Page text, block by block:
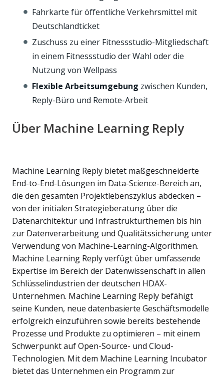
Fahrkarte für öffentliche Verkehrsmittel mit
Deutschlandticket
Zuschuss zu einer Fitnessstudio-Mitgliedschaft
in einem Fitnessstudio der Wahl oder die
Nutzung von Wellpass
Flexible Arbeitsumgebung zwischen Kunden,
Reply-Büro und Remote-Arbeit
Über Machine Learning Reply
Machine Learning Reply bietet maßgeschneiderte
End-to-End-Lösungen im Data-Science-Bereich an,
die den gesamten Projektlebenszyklus abdecken –
von der initialen Strategieberatung über die
Datenarchitektur und Infrastrukturthemen bis hin
zur Datenverarbeitung und Qualitätssicherung unter
Verwendung von Machine-Learning-Algorithmen.
Machine Learning Reply verfügt über umfassende
Expertise im Bereich der Datenwissenschaft in allen
Schlüsselindustrien der deutschen HDAX-
Unternehmen. Machine Learning Reply befähigt
seine Kunden, neue datenbasierte Geschäftsmodelle
erfolgreich einzuführen sowie bereits bestehende
Prozesse und Produkte zu optimieren – mit einem
Schwerpunkt auf Open-Source- und Cloud-
Technologien. Mit dem Machine Learning Incubator
bietet das Unternehmen ein Programm zur